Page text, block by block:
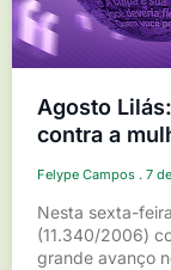
Agosto
contra a
Felype Campos 7
Nesta sexta-
(11.340/2006)
grande avanço